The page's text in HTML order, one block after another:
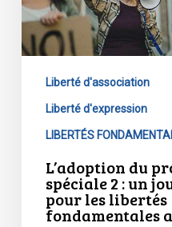
spéciale
:
sombre
libertés
fondamentales
Liberté d'association
Liberté d'expression
LIBERTÉS
L’adoption du
spéciale 2 : un
pour les libertés
fondamentales